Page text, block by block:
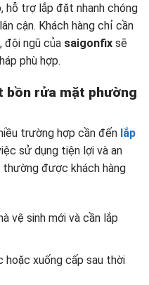
hỗ trợ lắp đặt nhanh chóng
cận. Khách hàng chỉ cần
, đội ngũ của saigonfix sẽ
phù hợp.
bồn rửa mặt phường
trường hợp cần đến lắp
sử dụng tiện lợi và an
thường được khách hàng
vệ sinh mới và cần lắp
hoặc xuống cấp sau thời